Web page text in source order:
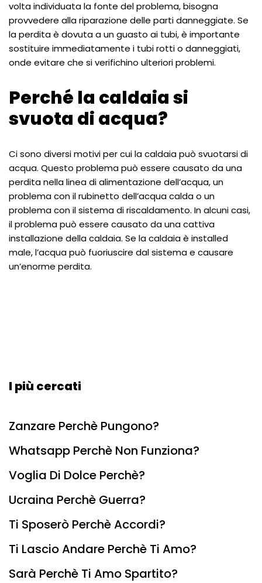
volta individuata la fonte del problema, bisogna
provvedere alla riparazione delle parti danneggiate. Se
la perdita è dovuta a un guasto ai tubi, è importante
sostituire immediatamente i tubi rotti o danneggiati,
onde evitare che si verifichino ulteriori problemi.
Perché la caldaia si
svuota di acqua?
Ci sono diversi motivi per cui la caldaia può svuotarsi di
acqua. Questo problema può essere causato da una
perdita nella linea di alimentazione dell’acqua, un
problema con il rubinetto dell’acqua calda o un
problema con il sistema di riscaldamento. In alcuni casi,
il problema può essere causato da una cattiva
installazione della caldaia. Se la caldaia è installed
male, l’acqua può fuoriuscire dal sistema e causare
un’enorme perdita.
I più cercati
Zanzare Perchè Pungono?
Whatsapp Perchè Non Funziona?
Voglia Di Dolce Perchè?
Ucraina Perchè Guerra?
Ti Sposerò Perchè Accordi?
Ti Lascio Andare Perchè Ti Amo?
Sarà Perchè Ti Amo Spartito?